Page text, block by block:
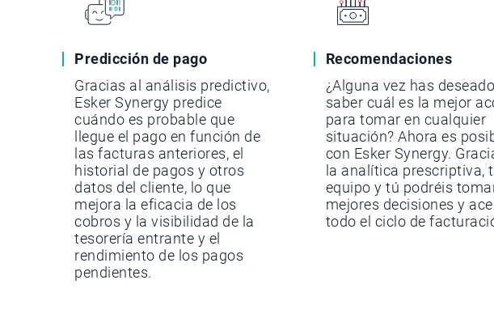
Predicción de pago
Gracias al análisis predictivo,
Esker Synergy predice
cuándo es probable que
llegue el pago en función de
las facturas anteriores, el
historial de pagos y otros
datos del cliente, lo que
mejora la eficacia de los
cobros y la visibilidad de la
tesorería entrante y el
rendimiento de los pagos
pendientes.
Recomendaciones
¿Alguna vez has deseado
saber cuál es la mejor
para tomar en cualquier
situación? Ahora es
con Esker Synergy.
la analítica prescriptiva,
equipo y tú podréis
mejores decisiones y
todo el ciclo de